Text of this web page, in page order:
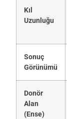
Kıl
Uzunluğu
Sonuç
Görünümü
Donör
Alan
(Ense)